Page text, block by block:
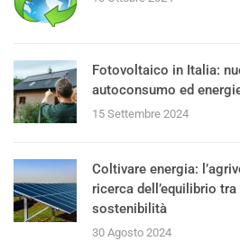
Fotovoltaico in Italia:
autoconsumo ed
15 Settembre 2024
Coltivare energia:
ricerca dell’equilibrio
sostenibilità
30 Agosto 2024